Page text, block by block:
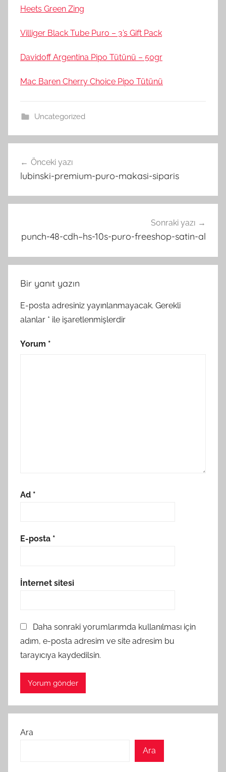
Heets Green Zing
Villiger Black Tube Puro – 3’s Gift Pack
Davidoff Argentina Pipo Tütünü – 50gr
Mac Baren Cherry Choice Pipo Tütünü
Uncategorized
gezinmesi
Önceki yazı
lubinski-premium-puro-makasi-siparis
Sonraki yazı
punch-48-cdh–hs-10s-puro-freeshop-satin-al
Bir yanıt yazın
E-posta adresiniz yayınlanmayacak. Gerekli
alanlar * ile işaretlenmişlerdir
Yorum *
Ad *
E-posta *
İnternet sitesi
Daha sonraki yorumlarımda kullanılması için
adım, e-posta adresim ve site adresim bu
tarayıcıya kaydedilsin.
Ara
Ara